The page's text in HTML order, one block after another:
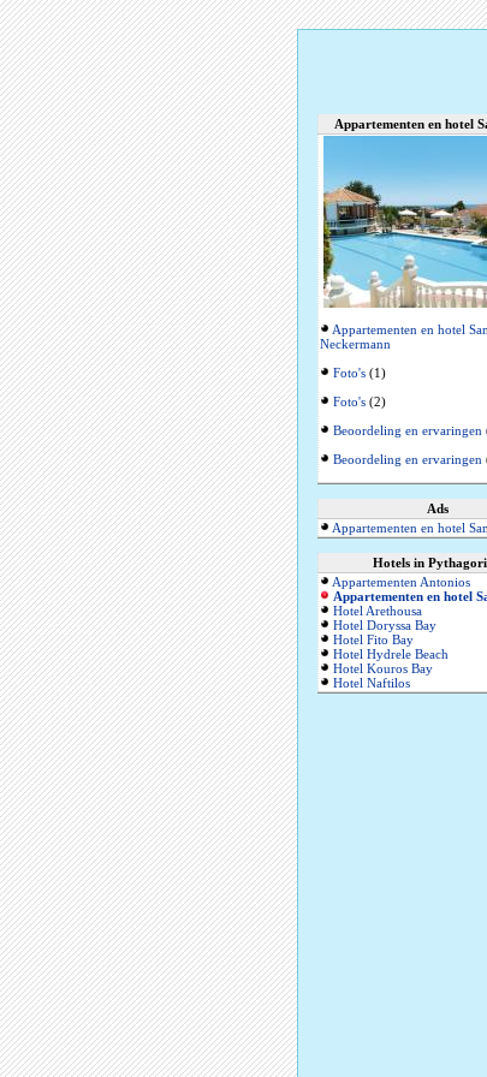
Appartementen en hotel
Appartementen en hotel
Neckermann
Foto's (1)
Foto's (2)
Beoordeling en ervaringen
Beoordeling en ervaringen
Ads
Appartementen en hotel
Hotels in
Appartementen Antonios
Appartementen en hotel
Hotel Arethousa
Hotel Doryssa Bay
Hotel Fito Bay
Hotel Hydrele Beach
Hotel Kouros Bay
Hotel Naftilos